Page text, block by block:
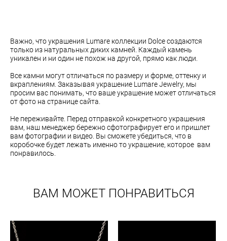
Важно, что украшения Lumare коллекции Dolce создаются
только из натуральных диких камней. Каждый камень
уникален и ни один не похож на другой, прямо как люди.
Все камни могут отличаться по размеру и форме, оттенку и
вкраплениям. Заказывая украшение Lumare Jewelry, мы
просим вас понимать, что ваше украшение может отличаться
от фото на странице сайта.
Не переживайте. Перед отправкой конкретного украшения
вам, наш менеджер бережно сфотографирует его и пришлет
вам фотографии и видео. Вы сможете убедиться, что в
коробочке будет лежать именно то украшение, которое вам
понравилось.
ВАМ МОЖЕТ ПОНРАВИТЬСЯ